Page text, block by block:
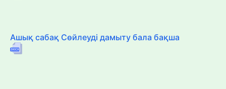
Ашық сабақ Сөйлеуді дамыту бала бақша